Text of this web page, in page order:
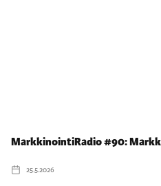
MarkkinointiRadio #90:
25.5.2026